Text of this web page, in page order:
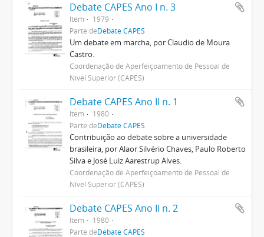
Debate CAPES Ano I n. 3
Item
1979
Parte deDebate CAPES
Um debate em marcha, por Claudio de Moura
Castro.
Coordenação de Aperfeiçoamento de Pessoal de
Nível Superior (CAPES)
Debate CAPES Ano II n. 1
Item
1980
Parte deDebate CAPES
Contribuição ao debate sobre a universidade
brasileira, por Alaor Silvério Chaves, Paulo Roberto
Silva e José Luiz Aarestrup Alves.
Coordenação de Aperfeiçoamento de Pessoal de
Nível Superior (CAPES)
Debate CAPES Ano II n. 2
Item
1980
Parte deDebate CAPES